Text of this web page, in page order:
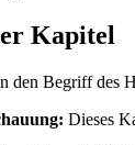
Kapitel
den Begriff des
Dieses